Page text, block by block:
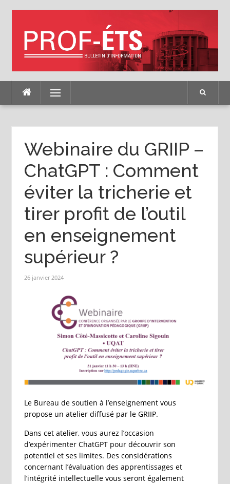
Menu
Webinaire du GRIIP –
ChatGPT : Comment
éviter la tricherie et
tirer profit de l’outil
en enseignement
supérieur ?
26 janvier 2024
Le Bureau de soutien à l’enseignement vous
propose un atelier diffusé par le GRIIP.
Dans cet atelier, vous aurez l’occasion
d’expérimenter ChatGPT pour découvrir son
potentiel et ses limites. Des considérations
concernant l’évaluation des apprentissages et
l’intégrité intellectuelle vous seront également